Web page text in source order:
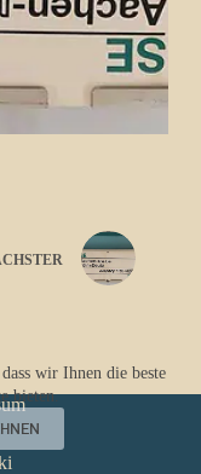
wir Ihnen die beste
bieten.